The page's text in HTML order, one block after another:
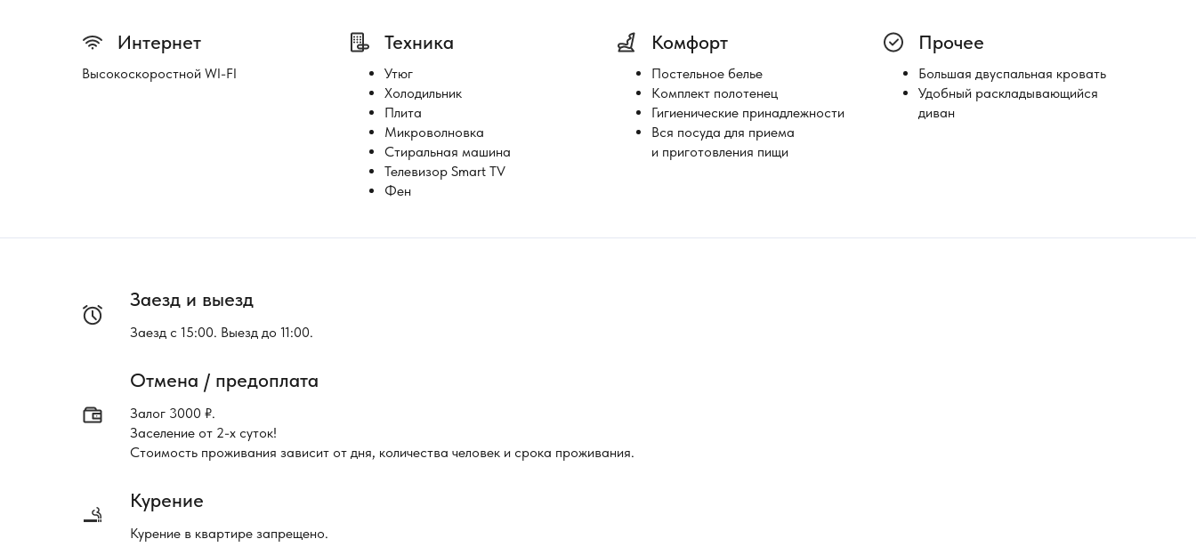
Интернет
Bысoкoскoроcтнoй WI-FI
Техника
Утюг
Холодильник
Плита
Микроволновка
Стиральная машина
Телевизор Smаrt ТV
Фен
Комфорт
Постельное белье
Комплект полотенец
Гигиенические принадлежности
Вся посуда для приема
и приготовления пищи
Прочее
Большая двуспальная кровать
Удобный раскладывающийся
диван
Заезд и выезд
Заезд с 15:00. Выезд до 11:00.
Отмена / предоплата
Залог 3000 ₽.
Заселение от 2-х суток!
Стоимость проживания зависит от дня, количества человек и срока проживания.
Курение
Курение в квартире запрещено.